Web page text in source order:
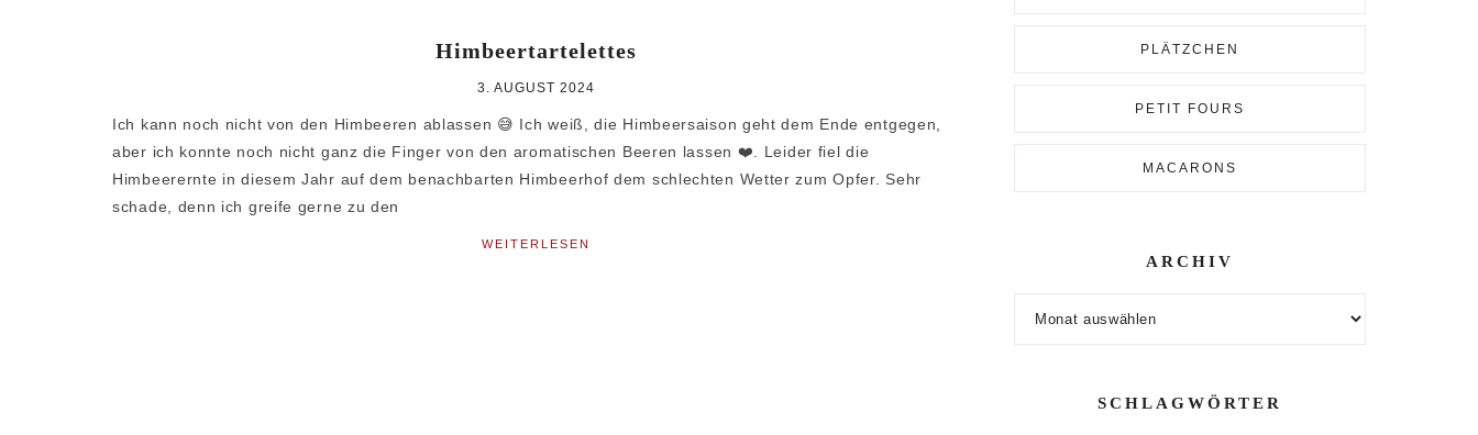
Himbeertartelettes
3. AUGUST 2024
Ich kann noch nicht von den Himbeeren ablassen 😅 Ich weiß, die Himbeersaison geht dem Ende entgegen,
aber ich konnte noch nicht ganz die Finger von den aromatischen Beeren lassen ❤️. Leider fiel die
Himbeerernte in diesem Jahr auf dem benachbarten Himbeerhof dem schlechten Wetter zum Opfer. Sehr
schade, denn ich greife gerne zu den
WEITERLESEN
PLÄTZCHEN
PETIT FOURS
MACARONS
ARCHIV
SCHLAGWÖRTER